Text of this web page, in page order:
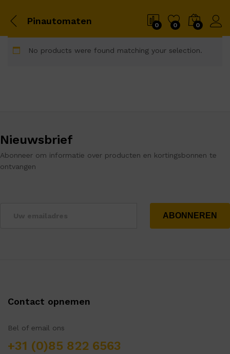
Pinautomaten 0 0 0
No products were found matching your selection.
Nieuwsbrief
Abonneer om informatie over producten en kortingsbonnen te
ontvangen
Contact opnemen
Bel of email ons
+31 (0)85 822 6563